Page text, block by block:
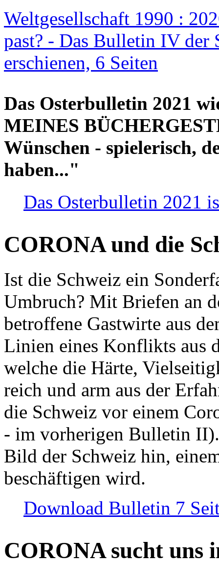
Weltgesellschaft 1990 :
past? - Das Bulletin IV der
erschienen, 6 Seiten
Das Osterbulletin 2021
MEINES
Wünschen - spielerisch,
haben..."
Das Osterbulletin 2021
CORONA und die
Ist die Schweiz ein
Umbruch? Mit Briefen an
betroffene Gastwirte aus
Linien eines Konflikts aus
welche die Härte,
reich und arm aus der
die Schweiz vor einem
- im vorherigen Bulletin
Bild der Schweiz hin,
beschäftigen wird.
Download Bulletin 7
CORONA sucht uns